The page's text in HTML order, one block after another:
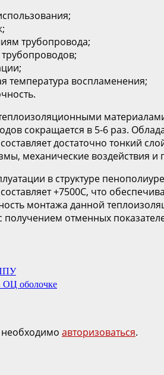
трубопровода;
температура воспламенения;
сокращается в 5-6 раз.
достаточно тонкий
механические воздействия
в структуре
+7500С, что
монтажа данной
отменных
ОЦ оболочке
авторизоваться.